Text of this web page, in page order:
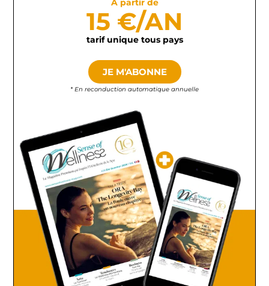
À partir de
15 €/AN
tarif unique tous pays
JE M'ABONNE
* En reconduction automatique annuelle